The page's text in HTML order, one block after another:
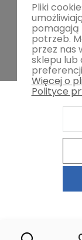
Pliki
pomagają
potrzeb.
przez nas
sklepu lub
Więcej o
Polityce